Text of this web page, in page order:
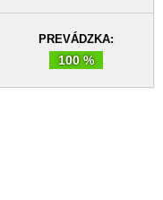
PREVÁDZKA:
100 %